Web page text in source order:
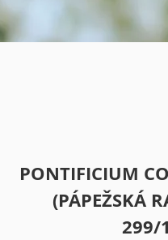
PONTIFICIUM
(PÁPEŽSKÁ
299/